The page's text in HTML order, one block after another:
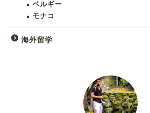
ベルギー
モナコ
海外留学